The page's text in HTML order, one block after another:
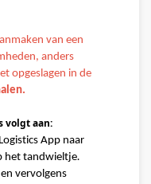
van een
anders
opgeslagen in de
volgt aan:
App naar
het tandwieltje.